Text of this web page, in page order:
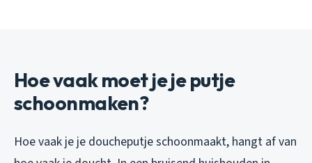
Hoe vaak moet je je putje
schoonmaken?
Hoe vaak je je doucheputje schoonmaakt, hangt af van